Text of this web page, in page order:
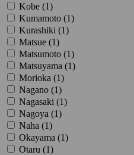
Kobe (1)
Kumamoto (1)
Kurashiki (1)
Matsue (1)
Matsumoto (1)
Matsuyama (1)
Morioka (1)
Nagano (1)
Nagasaki (1)
Nagoya (1)
Naha (1)
Okayama (1)
Otaru (1)